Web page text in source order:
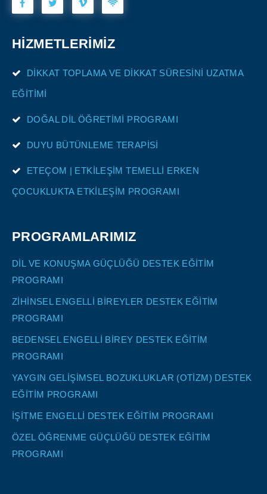
HİZMETLERİMİZ
DİKKAT TOPLAMA VE DİKKAT SÜRESİNİ UZATMA
EĞİTİMİ
DOĞAL DİL ÖĞRETİMİ PROGRAMI
DUYU BÜTÜNLEME TERAPİSİ
ETEÇOM | ETKİLEŞİM TEMELLİ ERKEN
ÇOCUKLUKTA ETKİLEŞİM PROGRAMI
PROGRAMLARIMIZ
DİL VE KONUŞMA GÜÇLÜĞÜ DESTEK EĞİTİM
PROGRAMI
ZİHİNSEL ENGELLİ BİREYLER DESTEK EĞİTİM
PROGRAMI
BEDENSEL ENGELLİ BİREY DESTEK EĞİTİM
PROGRAMI
YAYGIN GELİŞİMSEL BOZUKLUKLAR (OTİZM) DESTEK
EĞİTİM PROGRAMI
İŞİTME ENGELLİ DESTEK EĞİTİM PROGRAMI
ÖZEL ÖĞRENME GÜÇLÜĞÜ DESTEK EĞİTİM
PROGRAMI